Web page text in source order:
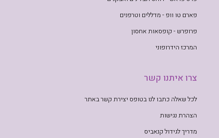
פארם טו וופ - מדללים וטרפנים
פרופרש - קופסאות אחסון
המרכז הידרופוני
צרו איתנו קשר
לכל שאלה כתבו לנו בטופס יצירת קשר באתר
הצהרת נגישות
מדריך לגידול קנאביס